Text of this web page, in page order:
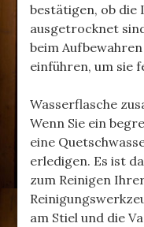
bestätigen, ob die
ausgetrocknet
beim
einführen, um sie
Wasserflasche
Wenn Sie ein
eine
erledigen. Es ist
zum Reinigen
am Stiel und die